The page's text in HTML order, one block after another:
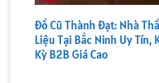
Đồ Cũ Thành Đạt: Nhà
Liệu Tại Bắc Ninh Uy
Kỳ B2B Giá Cao